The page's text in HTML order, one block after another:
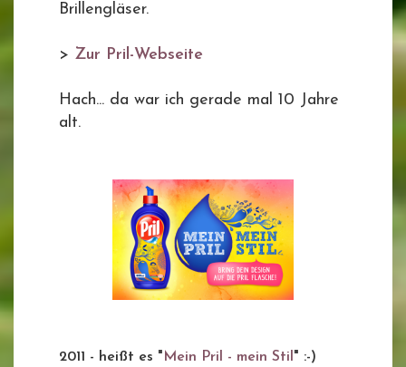
Brillengläser.
> Zur Pril-Webseite
Hach... da war ich gerade mal 10 Jahre
alt.
2011 - heißt es " Mein Pril - mein Stil " :-)